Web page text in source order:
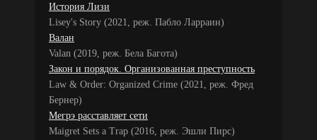
История Лизи
Lisey's Story (2021, реж. Пабло Ларраин)
Валан
Valan (2019, реж. Бела Багота)
Закон и порядок. Организованная преступность
Law & Order: Organized Crime (2021, реж. Фред
Бернер)
Мегрэ расставляет сети
Maigret Sets a Trap (2016, реж. Эшли Пирс)